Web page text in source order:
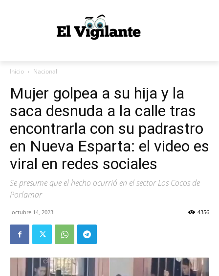
Inicio Nacional
Mujer golpea a su hija y la
saca desnuda a la calle tras
encontrarla con su padrastro
en Nueva Esparta: el video es
viral en redes sociales
Se presume que el hecho ocurrió en el sector Los Cocos de
Porlamar
octubre 14, 2023 4356